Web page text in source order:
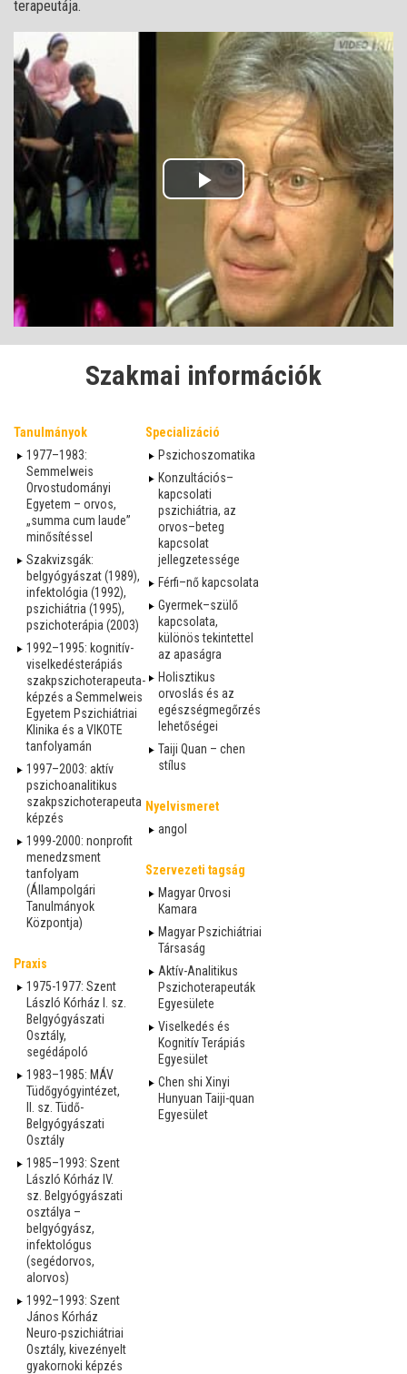
terapeutája.
Play
Video
Szakmai információk
Tanulmányok
1977–1983:
Semmelweis
Orvostudományi
Egyetem – orvos,
„summa cum laude”
minősítéssel
Szakvizsgák:
belgyógyászat (1989),
infektológia (1992),
pszichiátria (1995),
pszichoterápia (2003)
1992–1995: kognitív-
viselkedésterápiás
szakpszichoterapeuta-
képzés a Semmelweis
Egyetem Pszichiátriai
Klinika és a VIKOTE
tanfolyamán
1997–2003: aktív
pszichoanalitikus
szakpszichoterapeuta
képzés
1999-2000: nonprofit
menedzsment
tanfolyam
(Állampolgári
Tanulmányok
Központja)
Praxis
1975-1977: Szent
László Kórház I. sz.
Belgyógyászati
Osztály,
segédápoló
1983–1985: MÁV
Tüdőgyógyintézet,
II. sz. Tüdő-
Belgyógyászati
Osztály
1985–1993: Szent
László Kórház IV.
sz. Belgyógyászati
osztálya –
belgyógyász,
infektológus
(segédorvos,
alorvos)
1992–1993: Szent
János Kórház
Neuro-pszichiátriai
Osztály, kivezényelt
gyakornoki képzés
Specializáció
Pszichoszomatika
Konzultációs–
kapcsolati
pszichiátria, az
orvos–beteg
kapcsolat
jellegzetessége
Férfi–nő kapcsolata
Gyermek–szülő
kapcsolata,
különös tekintettel
az apaságra
Holisztikus
orvoslás és az
egészségmegőrzés
lehetőségei
Taiji Quan – chen
stílus
Nyelvismeret
angol
Szervezeti tagság
Magyar Orvosi
Kamara
Magyar Pszichiátriai
Társaság
Aktív-Analitikus
Pszichoterapeuták
Egyesülete
Viselkedés és
Kognitív Terápiás
Egyesület
Chen shi Xinyi
Hunyuan Taiji-quan
Egyesület